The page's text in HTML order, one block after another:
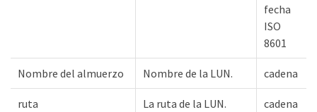
fecha
ISO
8601
Nombre del almuerzo Nombre de la LUN. cadena
ruta La ruta de la LUN. cadena